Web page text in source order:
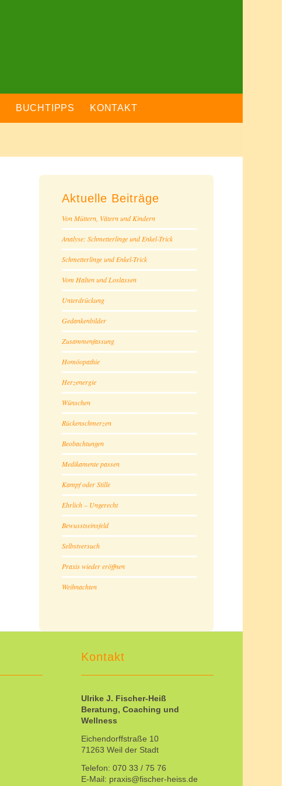
BUCHTIPPS KONTAKT
Aktuelle Beiträge
Von Müttern, Vätern und Kindern
Analyse: Schmetterlinge und Enkel-Trick
Schmetterlinge und Enkel-Trick
Vom Halten und Loslassen
Unterdrückung
Gedankenbilder
Zusammenfassung
Homöopathie
Herzenergie
Wünschen
Rückenschmerzen
Beobachtungen
Medikamente passen
Kampf oder Stille
Ehrlich – Ungerecht
Bewusstseinsfeld
Selbstversuch
Praxis wieder eröffnen
Weihnachten
Kontakt
Ulrike J. Fischer-Heiß
Beratung, Coaching und
Wellness
Eichendorffstraße 10
71263 Weil der Stadt
Telefon: 070 33 / 75 76
E-Mail: praxis@fischer-heiss.de